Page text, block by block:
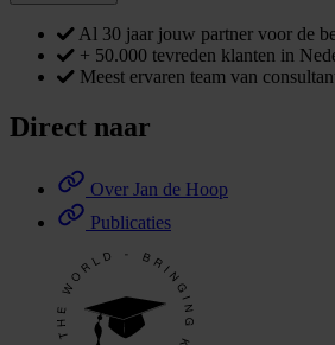
Al 30 jaar jouw partner voor de
+ 50.000 tevreden klanten in
Meest ervaren team van
Direct naar
Over Jan de Hoop
Publicaties